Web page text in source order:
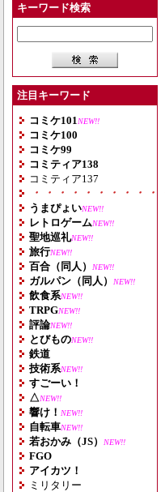
キーワード検索
注目キーワード
コミケ101 NEW!!
コミケ100
コミケ99
コミティア138
コミティア137
・・・・・・・・・・
うまぴょいNEW!!
レトロゲームNEW!!
聖地巡礼NEW!!
旅行NEW!!
百合（同人） NEW!!
ガルパン（同人） NEW!!
飲食系NEW!!
TRPGNEW!!
評論NEW!!
とびものNEW!!
鉄道
技術系NEW!!
すごーい！
△NEW!!
響け！ NEW!!
自転車NEW!!
若おかみ（JS） NEW!!
FGO
アイカツ！
ミリタリー